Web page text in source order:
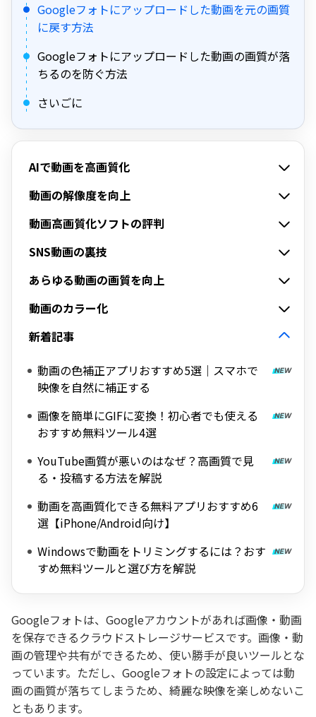
Googleフォトにアップロードした動画を元の画質
に戻す方法
Googleフォトにアップロードした動画の画質が落
ちるのを防ぐ方法
さいごに
AIで動画を高画質化
動画の解像度を向上
動画高画質化ソフトの評判
SNS動画の裏技
あらゆる動画の画質を向上
動画のカラー化
新着記事
動画の色補正アプリおすすめ5選｜スマホで
映像を自然に補正する
画像を簡単にGIFに変換！初心者でも使える
おすすめ無料ツール4選
YouTube画質が悪いのはなぜ？高画質で見
る・投稿する方法を解説
動画を高画質化できる無料アプリおすすめ6
選【iPhone/Android向け】
Windowsで動画をトリミングするには？おす
すめ無料ツールと選び方を解説
Googleフォトは、Googleアカウントがあれば画像・動画
を保存できるクラウドストレージサービスです。画像・動
画の管理や共有ができるため、使い勝手が良いツールとな
っています。ただし、Googleフォトの設定によっては動
画の画質が落ちてしまうため、綺麗な映像を楽しめないこ
ともあります。